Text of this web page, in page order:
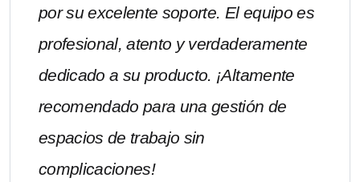
por su excelente soporte. El equipo es
profesional, atento y verdaderamente
dedicado a su producto. ¡Altamente
recomendado para una gestión de
espacios de trabajo sin
complicaciones!